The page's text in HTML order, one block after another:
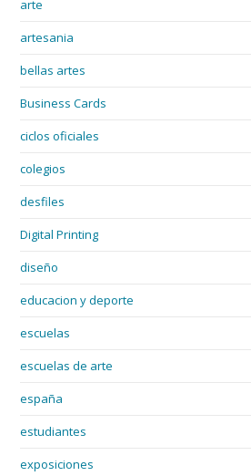
arte
artesania
bellas artes
Business Cards
ciclos oficiales
colegios
desfiles
Digital Printing
diseño
educacion y deporte
escuelas
escuelas de arte
españa
estudiantes
exposiciones